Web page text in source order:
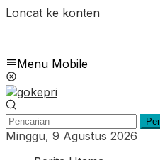
Loncat ke konten
Menu Mobile
Minggu, 9 Agustus 2026